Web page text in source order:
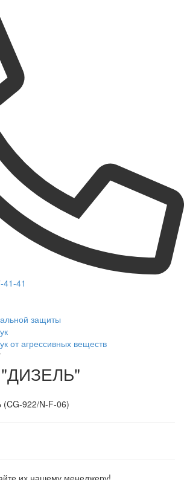
41
защиты
от агрессивных веществ
"ДИЗЕЛЬ"
922/N-F-06)